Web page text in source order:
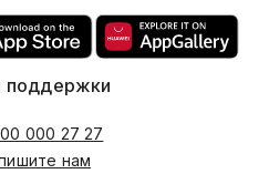
поддержки
000 27 27
нам